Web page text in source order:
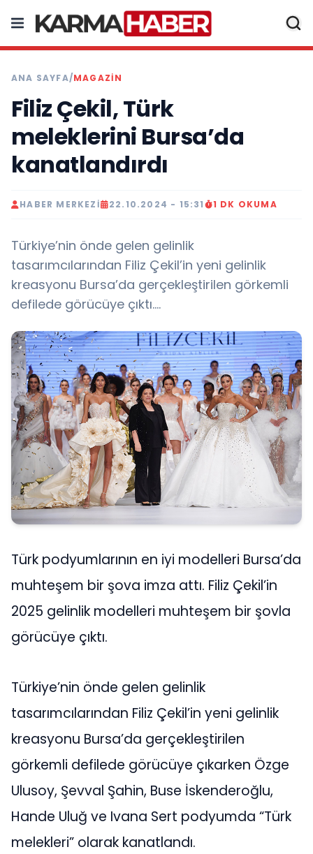
ANA SAYFA/MAGAZIN
Filiz Çekil, Türk
meleklerini Bursa’da
kanatlandırdı
HABER MERKEZI 22.10.2024 - 15:31 1 DK OKUMA
Türkiye’nin önde gelen gelinlik
tasarımcılarından Filiz Çekil’in yeni gelinlik
kreasyonu Bursa’da gerçekleştirilen görkemli
defilede görücüye çıktı....
Türk podyumlarının en iyi modelleri Bursa’da
muhteşem bir şova imza attı. Filiz Çekil’in
2025 gelinlik modelleri muhteşem bir şovla
görücüye çıktı.
Türkiye’nin önde gelen gelinlik
tasarımcılarından Filiz Çekil’in yeni gelinlik
kreasyonu Bursa’da gerçekleştirilen
görkemli defilede görücüye çıkarken Özge
Ulusoy, Şevval Şahin, Buse İskenderoğlu,
Hande Uluğ ve Ivana Sert podyumda “Türk
melekleri” olarak kanatlandı.